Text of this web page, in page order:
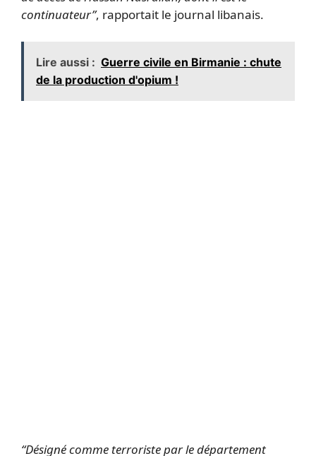
continuateur”, rapportait le journal libanais.
Lire aussi : Guerre civile en Birmanie : chute
de la production d'opium !
“Désigné comme terroriste par le département